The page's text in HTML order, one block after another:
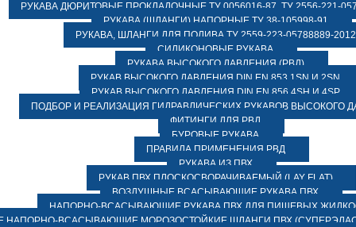
РУКАВА ДЮРИТОВЫЕ ПРОКЛАДОЧНЫЕ ТУ 0056016-87, ТУ 2556-221-
РУКАВА (ШЛАНГИ) НАПОРНЫЕ ТУ 38-105998-91
РУКАВА, ШЛАНГИ ДЛЯ ПОЛИВА ТУ 2559-223-05788889-2012
СИЛИКОНОВЫЕ РУКАВА
РУКАВА ВЫСОКОГО ДАВЛЕНИЯ (РВД)
РУКАВ ВЫСОКОГО ДАВЛЕНИЯ DIN EN 853 1SN И 2SN
РУКАВ ВЫСОКОГО ДАВЛЕНИЯ DIN EN 856 4SH И 4SP
ПОДБОР И РЕАЛИЗАЦИЯ ГИДРАВЛИЧЕСКИХ РУКАВОВ ВЫСОКОГО
ФИТИНГИ ДЛЯ РВД
БУРОВЫЕ РУКАВА
ПРАВИЛА ПРИМЕНЕНИЯ РВД
РУКАВА ИЗ ПВХ
РУКАВ ПВХ ПЛОСКОСВОРАЧИВАЕМЫЙ (LAY FLAT)
ВОЗДУШНЫЕ ВСАСЫВАЮЩИЕ РУКАВА ПВХ
НАПОРНО-ВСАСЫВАЮЩИЕ РУКАВА ПВХ ДЛЯ ПИЩЕВЫХ
НАПОРНО-ВСАСЫВАЮЩИЕ МОРОЗОСТОЙКИЕ ШЛАНГИ ПВХ